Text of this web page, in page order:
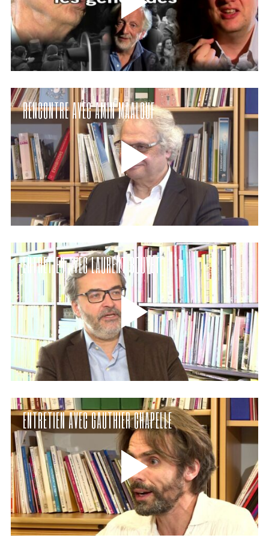
RENCONTRE AVEC AMIN MAALOUF
ENTRETIEN AVEC LAURENT BOUVET
ENTRETIEN AVEC GAUTHIER CHAPELLE